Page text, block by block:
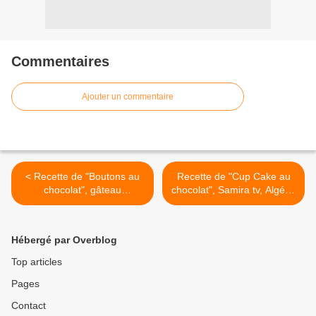
Commentaires
Ajouter un commentaire
< Recette de "Boutons au
chocolat", gâteau
traditionnel Algérien كريات
Recette de "Cup Cake au
chocolat", Samira tv, Algérie
>
Hébergé par Overblog
Top articles
Pages
Contact